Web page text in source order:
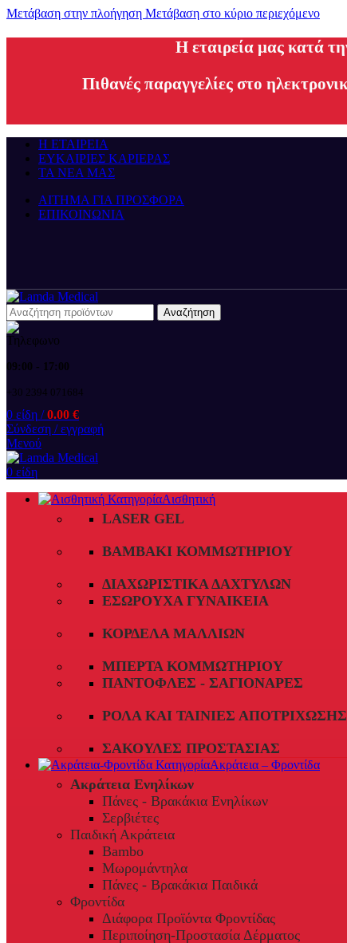
Μετάβαση στην πλοήγηση Μετάβαση στο κύριο περιεχόμενο
H εταιρεία μας κατά
Πιθανές παραγγελίες στο
Η ΕΤΑΙΡΕΙΑ
ΕΥΚΑΙΡΙΕΣ ΚΑΡΙΕΡΑΣ
ΤΑ ΝΕΑ ΜΑΣ
ΑΙΤΗΜΑ ΓΙΑ ΠΡΟΣΦΟΡΑ
ΕΠΙΚΟΙΝΩΝΙΑ
Αναζήτηση
09:00 - 17:00
+30 2394 071684
0 είδη / 0.00 €
Σύνδεση / εγγραφή
Μενού
0 είδη
Αισθητική
LASER GEL
ΒΑΜΒΆΚΙ ΚΟΜΜΩΤΗΡΊΟΥ
ΔΙΑΧΩΡΙΣΤΙΚΆ ΔΑΧΤΎΛΩΝ
ΕΣΏΡΟΥΧΑ ΓΥΝΑΙΚΕΊΑ
ΚΟΡΔΈΛΑ ΜΑΛΛΙΏΝ
ΜΠΈΡΤΑ ΚΟΜΜΩΤΗΡΊΟΥ
ΠΑΝΤΌΦΛΕΣ - ΣΑΓΙΟΝΆΡΕΣ
ΡΟΛΆ ΚΑΙ ΤΑΙΝΊΕΣ ΑΠΟΤΡΊΧΩΣΗΣ
ΣΑΚΟΎΛΕΣ ΠΡΟΣΤΑΣΊΑΣ
Ακράτεια – Φροντίδα
Ακράτεια Ενηλίκων
Πάνες - Βρακάκια Ενηλίκων
Σερβιέτες
Παιδική Ακράτεια
Bambo
Μωρομάντηλα
Πάνες - Βρακάκια Παιδικά
Φροντίδα
Διάφορα Προϊόντα Φροντίδας
Περιποίηση-Προστασία Δέρματος